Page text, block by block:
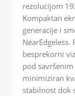
rezolucijom
Kompaktan
generacije i
besprekorni
pod
minimiziran
stabilnost dok